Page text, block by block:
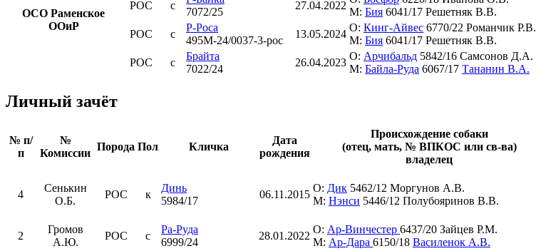
ОСО Раменское
ООиР
РОС с
7072/25
27.04.2022
М: Бия 6041/17 Решетняк В.В.
РОС с
Р-Роса
495М-24/0037-3-рос
13.05.2024
О: Кинг-Айвес 6770/22 Романчик Р.В.
М: Бия 6041/17 Решетняк В.В.
РОС с
Брайта
7022/24
26.04.2023
О: Арчибальд 5842/16 Самсонов Д.А.
М: Байла-Руда 6067/17 Тананин В.А.
Личный зачёт
№ п/
п
№
Комиссии
Порода Пол Кличка
Дата
рождения
Происхождение собаки
(отец, мать, № ВПКОС или св-ва)
владелец
4
Сенькин
О.Б.
РОС к
Динь
5984/17
06.11.2015
О: Дик 5462/12 Моргунов А.В.
М: Нэнси 5446/12 Полубояринов В.В.
2
Громов
А.Ю.
РОС с
Ра-Руда
6999/24
28.01.2022
О: Ар-Винчестер 6437/20 Зайцев Р.М.
М: Ар-Дара 6150/18 Василенок А.В.